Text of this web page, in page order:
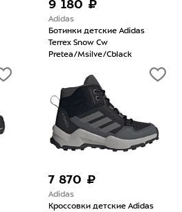
9 180 ₽
Adidas
Ботинки детские Adidas
Terrex Snow Cw
Pretea/Msilve/Cblack
7 870 ₽
Adidas
Кроссовки детские Adidas